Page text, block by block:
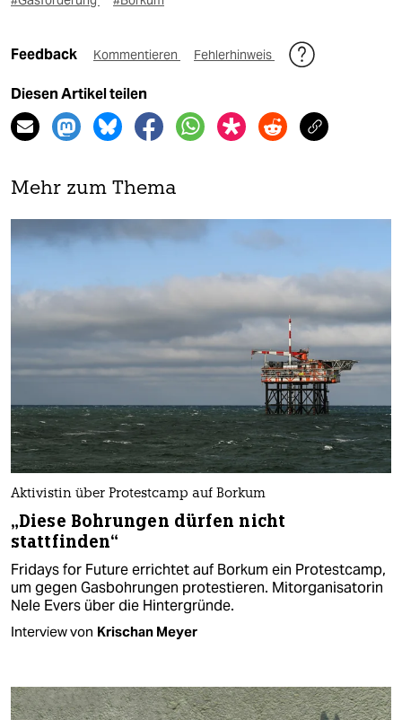
Feedback Kommentieren Fehlerhinweis
Diesen Artikel teilen
Mehr zum Thema
Aktivistin über Protestcamp auf Borkum
„Diese Bohrungen dürfen nicht
stattfinden“
Fridays for Future errichtet auf Borkum ein Protestcamp,
um gegen Gasbohrungen protestieren. Mitorganisatorin
Nele Evers über die Hintergründe.
Interview von Krischan Meyer